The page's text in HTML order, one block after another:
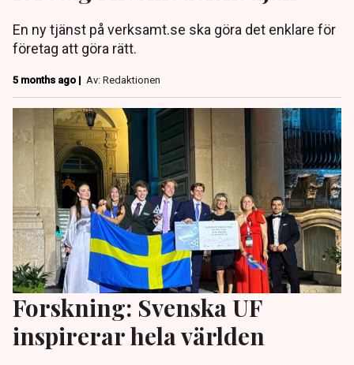
En ny tjänst på verksamt.se ska göra det enklare för
företag att göra rätt.
5 months ago | Av: Redaktionen
Forskning: Svenska UF
inspirerar hela världen